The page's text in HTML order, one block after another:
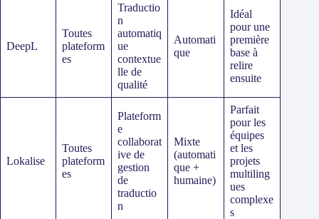
DeepL
Toutes
plateform
es
Traductio
n
automatiq
ue
contextue
lle de
qualité
Automati
que
Idéal
pour une
première
base à
relire
ensuite
Lokalise
Toutes
plateform
es
Plateform
e
collaborat
ive de
gestion
de
traductio
n
Mixte
(automati
que +
humaine)
Parfait
pour les
équipes
et les
projets
multiling
ues
complexe
s